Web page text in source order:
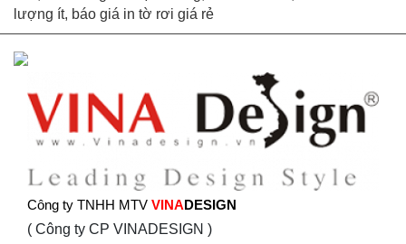
lượng ít, báo giá in tờ rơi giá rẻ
Công ty TNHH MTV VINADESIGN
( Công ty CP VINADESIGN )